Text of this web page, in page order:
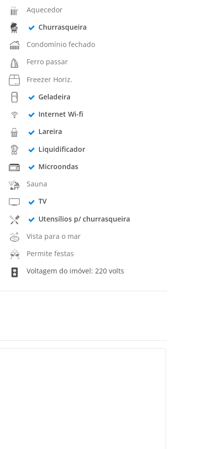
Aquecedor
Churrasqueira
Condomínio fechado
Ferro passar
Freezer Horiz.
Geladeira
Internet Wi-fi
Lareira
Liquidificador
Microondas
Sauna
TV
Utensílios p/ churrasqueira
Vista para o mar
Permite festas
Voltagem do imóvel: 220 volts